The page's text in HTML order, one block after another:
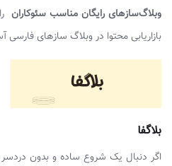
وبلاگ‌سازهای رایگان مناسب سئوکاران
بازاریابی محتوا در وبلاگ سازهای
بلاگفا
اگر دنبال یک شروع ساده و بدون